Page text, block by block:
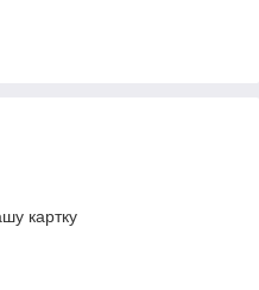
картку